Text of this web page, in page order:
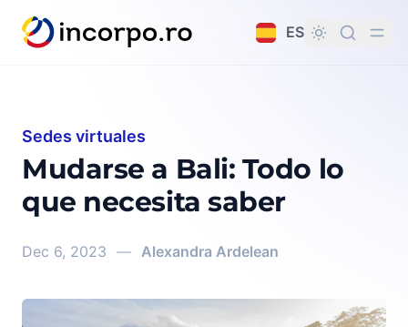
principal
ES
Sedes virtuales
Mudarse a Bali: Todo lo
que necesita saber
Dec 6, 2023 — Alexandra Ardelean